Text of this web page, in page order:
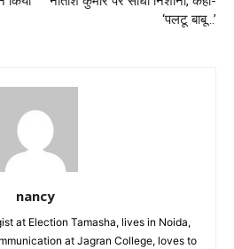
‘पलटू बाबू…’
nancy
at Election Tamasha, lives in Noida,
at Jagran College, loves to